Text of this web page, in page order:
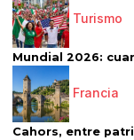
Turismo
Mundial 2026:
Francia
Cahors, entre